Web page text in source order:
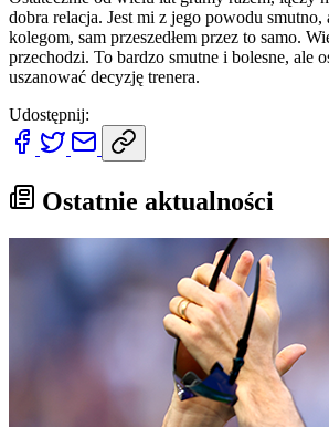
dobra relacja. Jest mi z jego powodu
kolegom, sam przeszedłem przez to samo.
przechodzi. To bardzo smutne i bolesne, ale
uszanować decyzję trenera.
Udostępnij:
Ostatnie aktualności